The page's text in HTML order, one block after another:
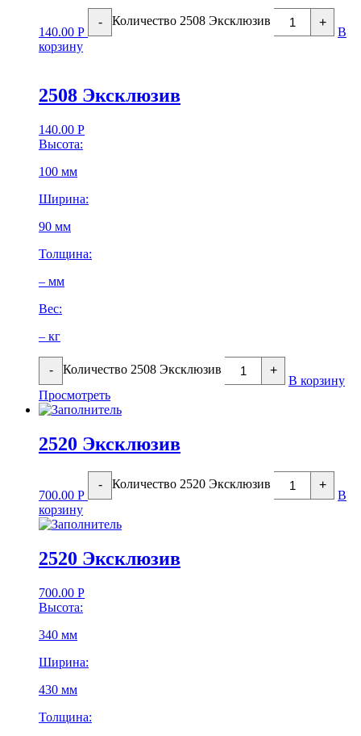
140.00 Р
- Количество 2508 Эксклюзив +
В
корзину
2508 Эксклюзив
140.00 Р
Высота:
100 мм
Ширина:
90 мм
Толщина:
– мм
Вес:
– кг
- Количество 2508 Эксклюзив +
В корзину
Просмотреть
2520 Эксклюзив
700.00 Р
- Количество 2520 Эксклюзив +
В
корзину
2520 Эксклюзив
700.00 Р
Высота:
340 мм
Ширина:
430 мм
Толщина: